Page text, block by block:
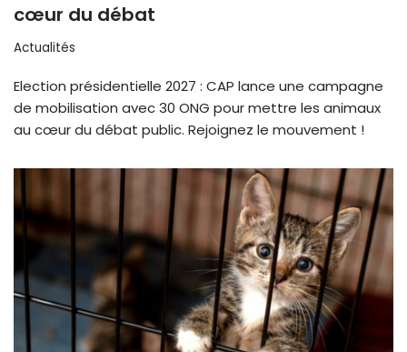
cœur du débat
Actualités
Election présidentielle 2027 : CAP lance une campagne
de mobilisation avec 30 ONG pour mettre les animaux
au cœur du débat public. Rejoignez le mouvement !